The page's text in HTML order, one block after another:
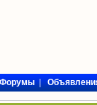
|